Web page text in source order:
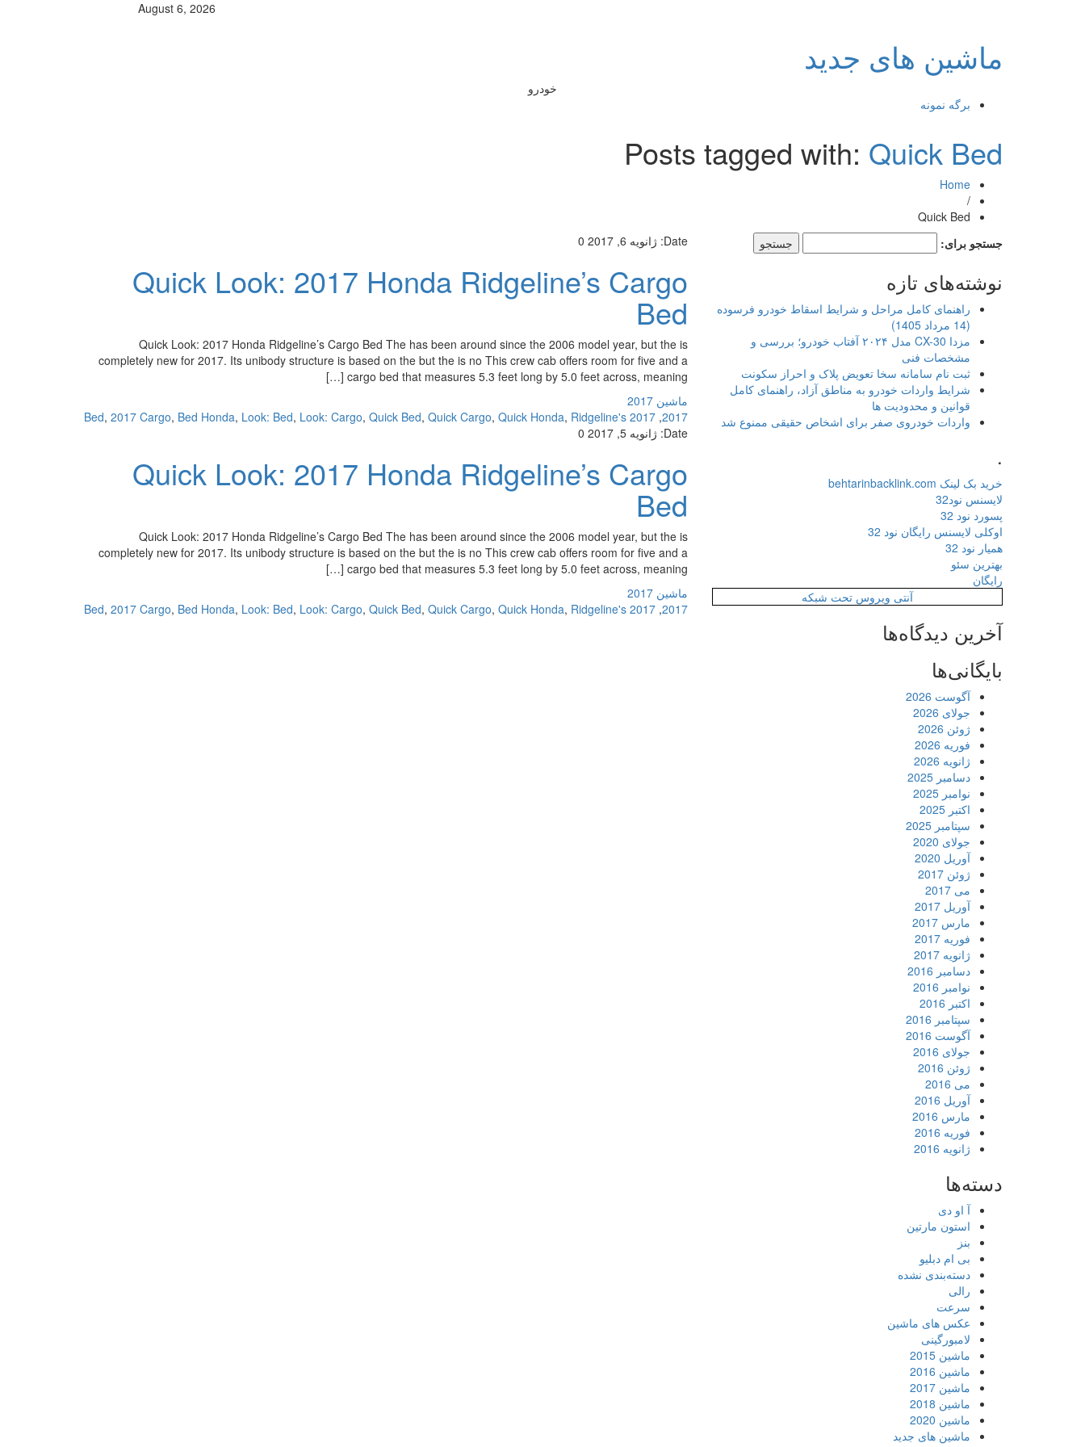
August 6, 2026
ماشین های جدید
خودرو
برگه نمونه
Posts tagged with: Quick Bed
Home
/
Quick Bed
Date: ژانویه 6, 2017 0
Quick Look: 2017 Honda Ridgeline’s Cargo
Bed
Quick Look: 2017 Honda Ridgeline’s Cargo Bed The has been around since the 2006 model year, but the is
completely new for 2017. Its unibody structure is based on the but the is no This crew cab offers room for five and a
cargo bed that measures 5.3 feet long by 5.0 feet across, meaning […]
ماشین 2017
2017
,
2017 Bed
, 2017 Cargo, Bed Honda, Look: Bed, Look: Cargo, Quick Bed, Quick Cargo, Quick Honda, Ridgeline's
Date: ژانویه 5, 2017 0
Quick Look: 2017 Honda Ridgeline’s Cargo
Bed
Quick Look: 2017 Honda Ridgeline’s Cargo Bed The has been around since the 2006 model year, but the is
completely new for 2017. Its unibody structure is based on the but the is no This crew cab offers room for five and a
cargo bed that measures 5.3 feet long by 5.0 feet across, meaning […]
ماشین 2017
2017
,
2017 Bed
, 2017 Cargo, Bed Honda, Look: Bed, Look: Cargo, Quick Bed, Quick Cargo, Quick Honda, Ridgeline's
جستجو برای:
نوشته‌های تازه
راهنمای کامل مراحل و شرایط اسقاط خودرو فرسوده
(14 مرداد 1405)
مزدا CX-30 مدل ۲۰۲۴ آفتاب خودرو؛ بررسی و
مشخصات فنی
ثبت نام سامانه سخا تعویض پلاک و احراز سکونت
شرایط واردات خودرو به مناطق آزاد، راهنمای کامل
قوانین و محدودیت ها
واردات خودروی صفر برای اشخاص حقیقی ممنوع شد
.
خرید بک لینک behtarinbacklink.com
لایسنس نود32
پسورد نود 32
اوکلی لایسنس رایگان نود 32
همیار نود 32
بهترین سئو
رایگان
آنتی ویروس تحت شبکه
آخرین دیدگاه‌ها
بایگانی‌ها
آگوست 2026
جولای 2026
ژوئن 2026
فوریه 2026
ژانویه 2026
دسامبر 2025
نوامبر 2025
اکتبر 2025
سپتامبر 2025
جولای 2020
آوریل 2020
ژوئن 2017
می 2017
آوریل 2017
مارس 2017
فوریه 2017
ژانویه 2017
دسامبر 2016
نوامبر 2016
اکتبر 2016
سپتامبر 2016
آگوست 2016
جولای 2016
ژوئن 2016
می 2016
آوریل 2016
مارس 2016
فوریه 2016
ژانویه 2016
دسته‌ها
آ او دی
استون مارتین
بنز
بی ام دبلیو
دسته‌بندی نشده
رالی
سرعت
عکس های ماشین
لامبورگینی
ماشین 2015
ماشین 2016
ماشین 2017
ماشین 2018
ماشین 2020
ماشین های جدید